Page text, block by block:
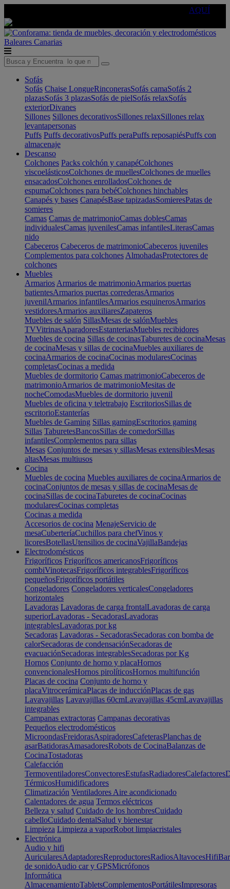
AQUÍ
Baleares Canarias
Sofás
Sofás Chaise LongueRinconerasSofás camaSofás 2
plazasSofás 3 plazasSofás de pielSofás relaxSofás
exteriorDivanes
Sillones Sillones decorativosSillones relaxSillones relax
levantapersonas
Puffs Puffs decorativosPuffs peraPuffs reposapiésPuffs con
almacenaje
Descanso
Colchones Packs colchón y canapéColchones
viscoelásticosColchones de muellesColchones de muelles
ensacadosColchones enrolladosColchones de
espumaColchones para bebéColchones hinchables
Canapés y bases CanapésBase tapizadasSomieresPatas de
somieres
Camas Camas de matrimonioCamas doblesCamas
individualesCamas juvenilesCamas infantilesLiterasCamas
nido
Cabeceros Cabeceros de matrimonioCabeceros juveniles
Complementos para colchones AlmohadasProtectores de
colchones
Muebles
Armarios Armarios de matrimonioArmarios puertas
batientesArmarios puertas correderasArmarios
juvenilArmarios infantilesArmarios esquinerosArmarios
vestidoresArmarios auxiliaresZapateros
Muebles de salón SillasMesas de salónMuebles
TVVitrinasAparadoresEstanteriasMuebles recibidores
Muebles de cocina Sillas de cocinasTaburetes de cocinaMesas
de cocinaMesas y sillas de cocinaMuebles auxiliares de
cocinaArmarios de cocinaCocinas modularesCocinas
completasCocinas a medida
Muebles de dormitorio Camas matrimonioCabeceros de
matrimonioArmarios de matrimonioMesitas de
nocheComodasMuebles de dormitorio juvenil
Muebles de oficina y teletrabajo EscritoriosSillas de
escritorioEstanterías
Muebles de Gaming Sillas gamingEscritorios gaming
Sillas TaburetesBancosSillas de comedorSillas
infantilesComplementos para sillas
Mesas Conjuntos de mesas y sillasMesas extensiblesMesas
altasMesas multiusos
Cocina
Muebles de cocina Muebles auxiliares de cocinaArmarios de
cocinaConjuntos de mesas y sillas de cocinaMesas de
cocinaSillas de cocinaTaburetes de cocinaCocinas
modularesCocinas completas
Cocinas a medida
Accesorios de cocina MenajeServicio de
mesaCuberteríaCuchillos para chefVinos y
licoresBotellasUtensilios de cocinaVajillaBandejas
Electrodomésticos
Frigoríficos Frigoríficos americanosFrigoríficos
combiVinotecasFrigoríficos integrablesFrigoríficos
pequeñosFrigoríficos portátiles
Congeladores Congeladores verticalesCongeladores
horizontales
Lavadoras Lavadoras de carga frontalLavadoras de carga
superiorLavadoras - SecadorasLavadoras
integrablesLavadoras por kg
Secadoras Lavadoras - SecadorasSecadoras con bomba de
calorSecadoras de condensaciónSecadoras de
evacuaciónSecadoras integrablesSecadoras por Kg
Hornos Conjunto de horno y placaHornos
convencionalesHornos pirolíticosHornos multifunción
Placas de cocina Conjunto de horno y
placaVitrocerámicaPlacas de inducciónPlacas de gas
Lavavajillas Lavavajillas 60cmLavavajillas 45cmLavavajillas
integrables
Campanas extractoras Campanas decorativas
Pequeños electrodomésticos
MicroondasFreidorasAspiradoresCafeterasPlanchas de
asarBatidorasAmasadoresRobots de CocinaBalanzas de
CocinaTostadoras
Calefacción
TermoventiladoresConvectoresEstufasRadiadoresCalefactores
TérmicosHumidificadores
Climatización Ventiladores Aire acondicionado
Calentadores de agua Termos eléctricos
Belleza y salud Cuidado de los hombresCuidado
cabelloCuidado dentalSalud y bienestar
Limpieza Limpieza a vaporRobot limpiacristales
Electrónica
Audio y hifi
AuricularesAdaptadoresReproductoresRadiosAltavocesHifi
de sonidoAudio car y GPSMicrófonos
Informática
AlmacenamientoTabletsComplementosPortátilesImpresoras